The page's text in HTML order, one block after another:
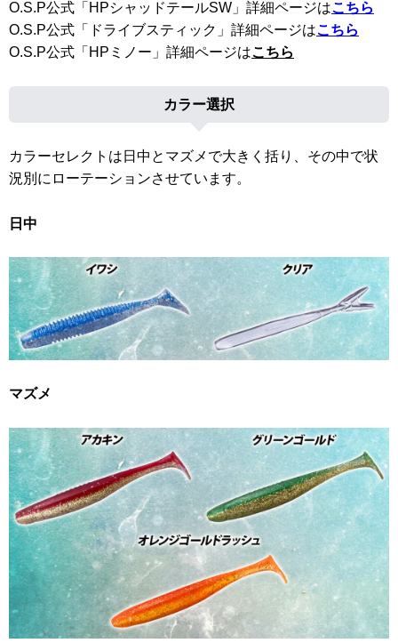
O.S.P公式「HPシャッドテールSW」詳細ページはこちら
O.S.P公式「ドライブスティック」詳細ページはこちら
O.S.P公式「HPミノー」詳細ページはこちら
カラー選択
カラーセレクトは日中とマズメで大きく括り、その中で状
況別にローテーションさせています。
日中
マズメ